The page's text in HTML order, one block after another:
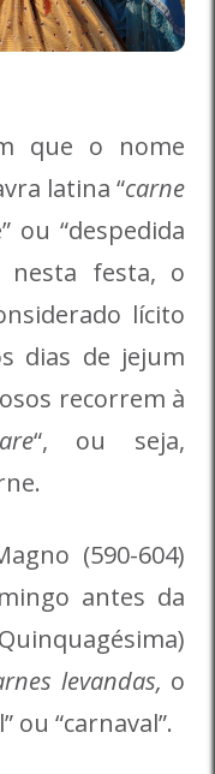
que o nome
latina “carne
ou “despedida
nesta festa, o
lícito
dias de jejum
recorrem à
“, ou seja,
(590-604)
antes da
levandas, o
ou “carnaval”.